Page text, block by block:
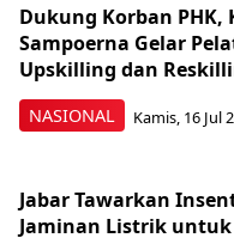
NASIONAL
Dukung Korban PHK,
Sampoerna Gelar
Upskilling dan
Kamis, 16 Jul
Jabar Tawarkan
Jaminan Listrik untuk